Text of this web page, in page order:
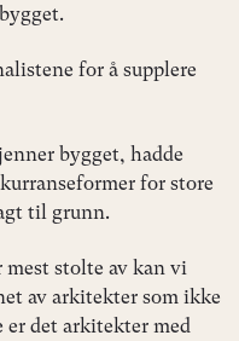
for å supplere
bygget, hadde
for store
til grunn.
stolte av kan vi
av arkitekter som ikke
det arkitekter med